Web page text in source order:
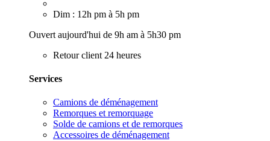
Dim : 12h pm à 5h pm
Ouvert aujourd'hui de 9h am à 5h30 pm
Retour client 24 heures
Services
Camions de déménagement
Remorques et remorquage
Solde de camions et de remorques
Accessoires de déménagement